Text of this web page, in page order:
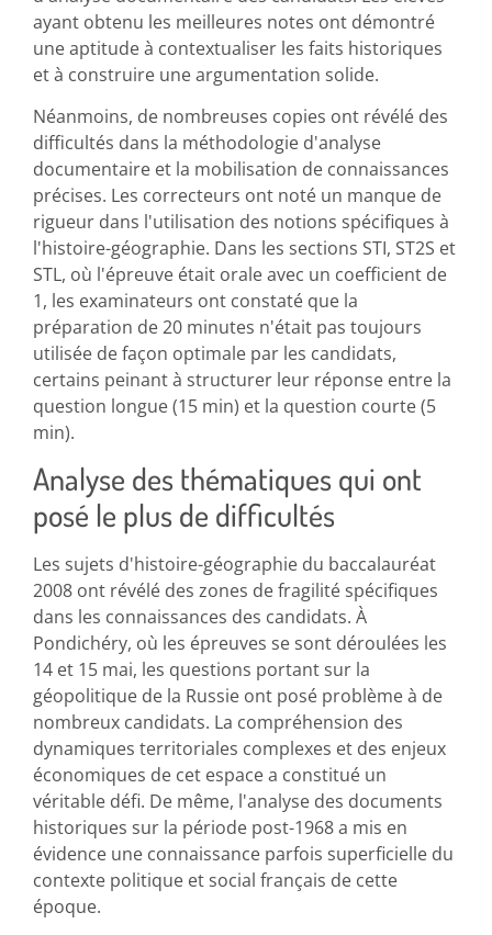
ayant obtenu les meilleures notes ont démontré
une aptitude à contextualiser les faits historiques
et à construire une argumentation solide.
Néanmoins, de nombreuses copies ont révélé des
difficultés dans la méthodologie d'analyse
documentaire et la mobilisation de connaissances
précises. Les correcteurs ont noté un manque de
rigueur dans l'utilisation des notions spécifiques à
l'histoire-géographie. Dans les sections STI, ST2S et
STL, où l'épreuve était orale avec un coefficient de
1, les examinateurs ont constaté que la
préparation de 20 minutes n'était pas toujours
utilisée de façon optimale par les candidats,
certains peinant à structurer leur réponse entre la
question longue (15 min) et la question courte (5
min).
Analyse des thématiques qui ont
posé le plus de difficultés
Les sujets d'histoire-géographie du baccalauréat
2008 ont révélé des zones de fragilité spécifiques
dans les connaissances des candidats. À
Pondichéry, où les épreuves se sont déroulées les
14 et 15 mai, les questions portant sur la
géopolitique de la Russie ont posé problème à de
nombreux candidats. La compréhension des
dynamiques territoriales complexes et des enjeux
économiques de cet espace a constitué un
véritable défi. De même, l'analyse des documents
historiques sur la période post-1968 a mis en
évidence une connaissance parfois superficielle du
contexte politique et social français de cette
époque.